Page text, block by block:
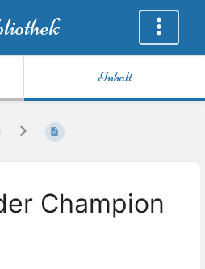
Inhalt
Champion